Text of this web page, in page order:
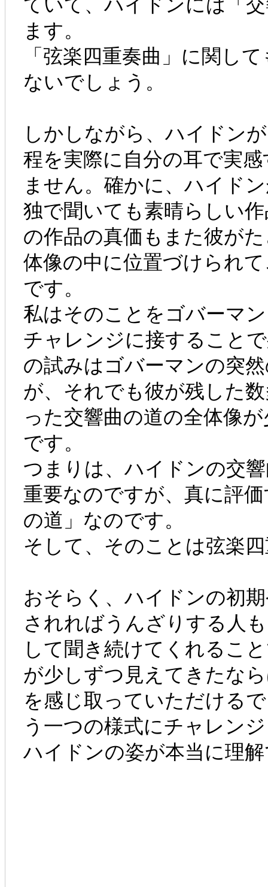
ます。
「弦楽四重奏曲」に関し
ないでしょう。
しかしながら、ハイドン
程を実際に自分の耳で実
ません。確かに、ハイド
独で聞いても素晴らしい
の作品の真価もまた彼が
体像の中に位置づけられ
です。
私はそのことをゴバーマ
チャレンジに接すること
の試みはゴバーマンの突
が、それでも彼が残した
った交響曲の道の全体像
です。
つまりは、ハイドンの交
重要なのですが、真に評
の道」なのです。
そして、そのことは弦楽
おそらく、ハイドンの初
されればうんざりする人
して聞き続けてくれるこ
が少しずつ見えてきたな
を感じ取っていただける
う一つの様式にチャレン
ハイドンの姿が本当に理